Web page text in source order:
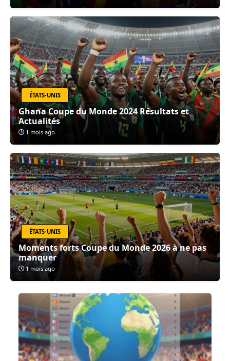
ÉTATS-UNIS
Ghana Coupe du Monde 2024 Résultats et
Actualités
1 mois ago
ÉTATS-UNIS
Moments forts Coupe du Monde 2026 à ne pas
manquer
1 mois ago